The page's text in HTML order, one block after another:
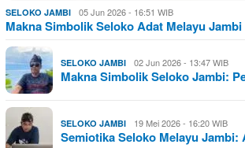
SELOKO JAMBI 05 Jun 2026 - 16:51 WIB
Makna Simbolik Seloko Adat Melayu
SELOKO JAMBI 02 Jun 2026 - 13:47 WIB
Makna Simbolik Seloko Jambi:
SELOKO JAMBI 19 Mei 2026 - 16:20 WIB
Semiotika Seloko Melayu